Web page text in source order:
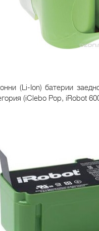
(Li-Ion) батерии
(iClebo Pop, iRobot